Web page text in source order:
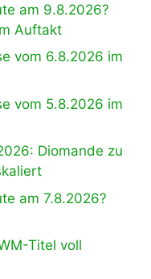
am 9.8.2026?
Auftakt
vom 6.8.2026 im
vom 5.8.2026 im
Diomande zu
am 7.8.2026?
Titel voll